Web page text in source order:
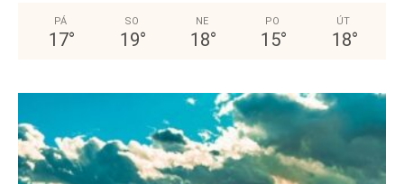
PÁ
17°
SO
19°
NE
18°
PO
15°
ÚT
18°